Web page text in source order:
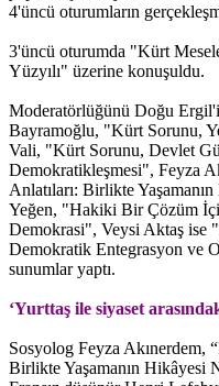
4'üncü oturumların
3'üncü oturumda "Kürt
Yüzyılı" üzerine konuşuldu.
Moderatörlüğünü Doğu
Bayramoğlu, "Kürt Sorunu,
Vali, "Kürt Sorunu, Devlet
Demokratikleşmesi", Feyza
Anlatıları: Birlikte
Yeğen, "Hakiki Bir Çözüm
Demokrasi", Veysi Aktaş ise
Demokratik Entegrasyon ve
sunumlar yaptı.
‘Yurttaş ile siyaset
Sosyolog Feyza Akınerdem,
Birlikte Yaşamanın Hikâyesi